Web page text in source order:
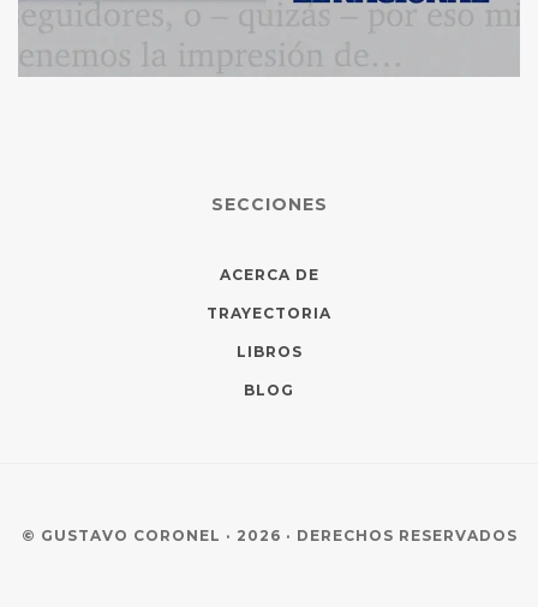
SECCIONES
ACERCA DE
TRAYECTORIA
LIBROS
BLOG
© GUSTAVO CORONEL · 2026 · DERECHOS RESERVADOS